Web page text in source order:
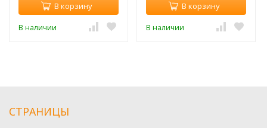
В корзину
В наличии
В корзину
В наличии
СТРАНИЦЫ